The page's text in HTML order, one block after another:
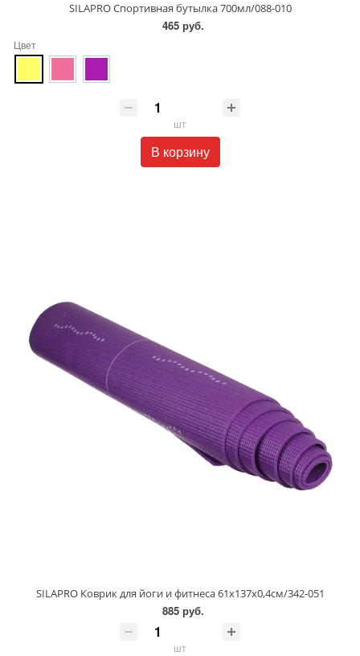
SILAPRO Спортивная бутылка 700мл/088-010
465 руб.
Цвет
шт
В корзину
SILAPRO Коврик для йоги и фитнеса 61х137х0,4см/342-051
885 руб.
шт